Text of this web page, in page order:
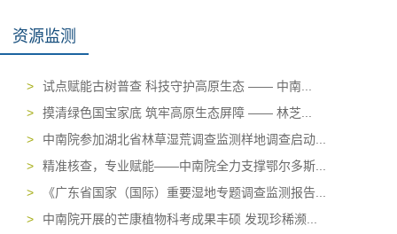
资源监测
>
试点赋能古树普查 科技守护高原生态 —— 中南...
>
摸清绿色国宝家底 筑牢高原生态屏障 —— 林芝...
>
中南院参加湖北省林草湿荒调查监测样地调查启动...
>
精准核查，专业赋能——中南院全力支撑鄂尔多斯...
>
《广东省国家（国际）重要湿地专题调查监测报告...
>
中南院开展的芒康植物科考成果丰硕 发现珍稀濒...